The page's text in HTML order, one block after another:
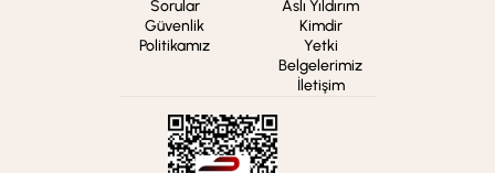
Sorular
Güvenlik
Politikamız
Aslı Yıldırım
Kimdir
Yetki
Belgelerimiz
İletişim